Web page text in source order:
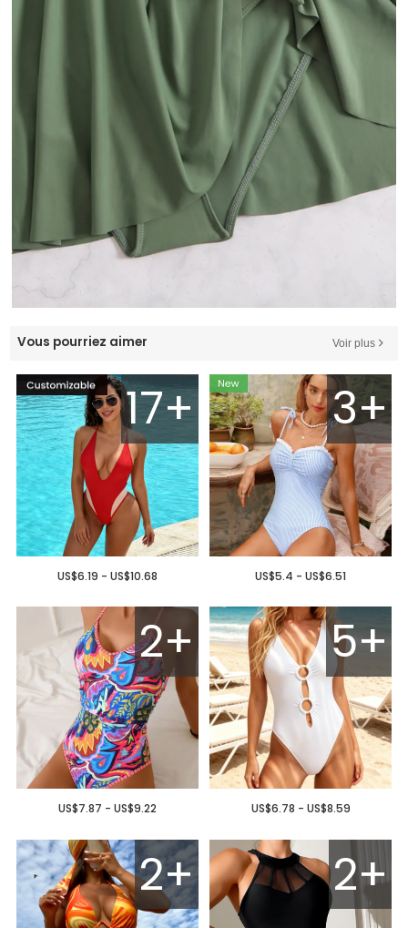
Vous pourriez aimer Voir plus
17+
US$6.19 - US$10.68
3+
US$5.4 - US$6.51
2+
US$7.87 - US$9.22
5+
US$6.78 - US$8.59
2+ 2+